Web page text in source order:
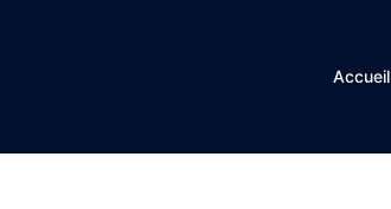
Accueil